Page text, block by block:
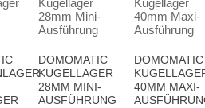
DOMOMATIC
KUGELLAGER
28MM MINI-
AUSFÜHRUNG
DOMOMATIC
40MM MAXI-